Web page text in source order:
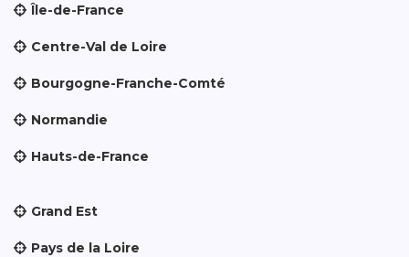
Île-de-France
Centre-Val de Loire
Bourgogne-Franche-Comté
Normandie
Hauts-de-France
Grand Est
Pays de la Loire